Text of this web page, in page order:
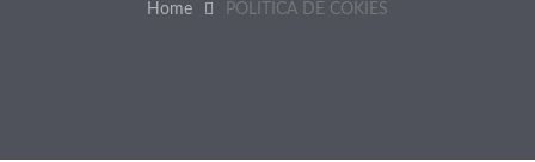
Home POLÍTICA DE COKIES